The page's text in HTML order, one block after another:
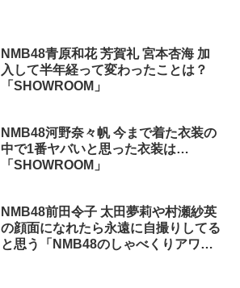
NMB48青原和花 芳賀礼 宮本杏海 加
入して半年経って変わったことは？
「SHOWROOM」
NMB48河野奈々帆 今まで着た衣装の
中で1番ヤバいと思った衣装は…
「SHOWROOM」
NMB48前田令子 太田夢莉や村瀬紗英
の顔面になれたら永遠に自撮りしてる
と思う「NMB48のしゃべくりアワ